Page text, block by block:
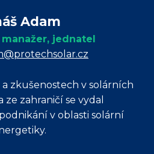
Adam
jednatel
zkušenostech v solárních
ze zahraničí se vydal
v oblasti solární